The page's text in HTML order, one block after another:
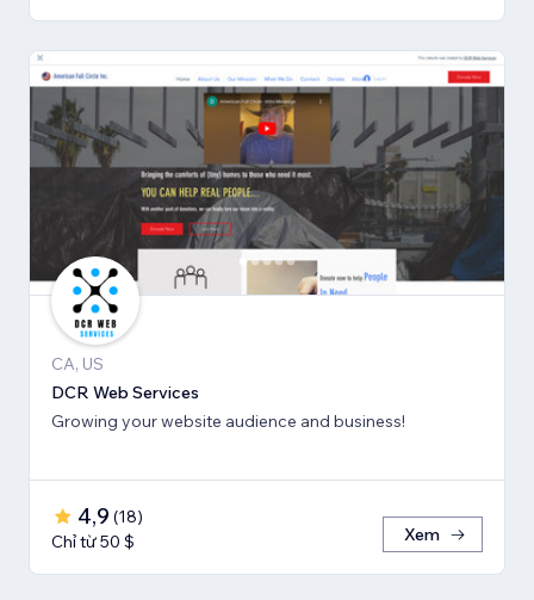
CA, US
DCR Web Services
Growing your website audience and business!
4,9 (18)
Chỉ từ 50 $
Xem